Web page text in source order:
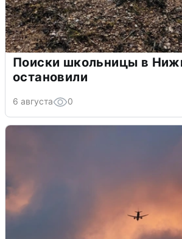
Поиски школьницы в
остановили
6 августа 0